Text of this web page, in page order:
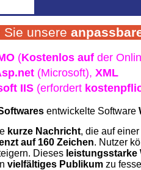
unsere
(Kostenlos auf der
(Microsoft), XML
IIS (erfordert
entwickelte Software
kurze Nachricht, die auf einer
auf 160 Zeichen. Nutzer
Dieses leistungsstarke
vielfältiges Publikum zu